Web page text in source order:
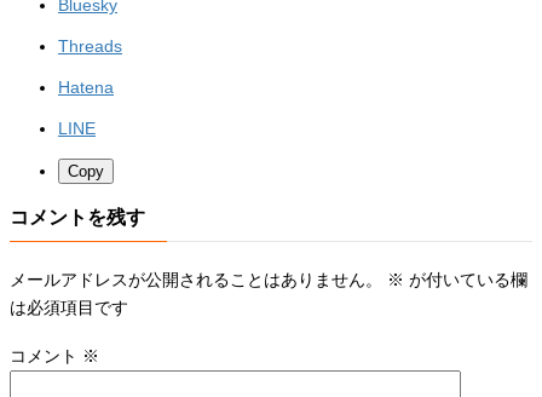
Bluesky
Threads
Hatena
LINE
Copy
コメントを残す
メールアドレスが公開されることはありません。 ※ が付いている欄
は必須項目です
コメント ※